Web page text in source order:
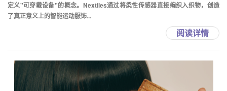
定义"可穿戴设备"的概念。Nextiles通过将柔性传感器直接编织入织物，创造
了真正意义上的智能运动服饰...
阅读详情